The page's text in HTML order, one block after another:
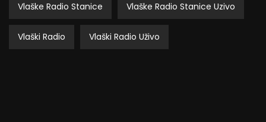
Vlaške Radio Stanice Vlaške Radio Stanice Uzivo
Vlaški Radio Vlaški Radio Uživo